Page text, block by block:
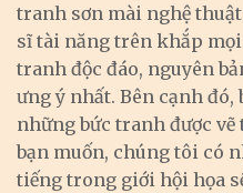
tranh sơn mài nghệ
sĩ tài năng trên khắp
tranh độc đáo, nguyên
ưng ý nhất. Bên cạnh đó,
những bức tranh được
bạn muốn, chúng tôi có
tiếng trong giới hội họa